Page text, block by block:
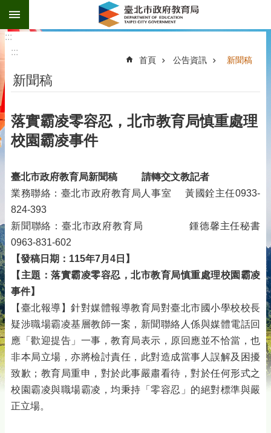
跳到主要內容區塊
:::
:::
首頁 公告資訊 新聞稿
新聞稿
落實霸凌零容忍，北市教育局慎重處理
校園霸凌事件
臺北市政府教育局新聞稿
請轉交文教記者
業務聯絡：臺北市政府教育局人事室 黃國銓主任0933-
824-393
新聞聯絡：臺北市政府教育局 鍾德馨主任秘書
0963-831-602
【發稿日期：115年7月4日】
【主題： 落實霸凌零容忍，北市教育局慎重處理校園霸凌
事件】
【臺北報導】針對媒體報導教育局對臺北市國小學校校長
疑涉職場霸凌基層教師一案，新聞聯絡人係與媒體電話回
應「歡迎提告」一事，教育局表示，原回應並不恰當，也
非本局立場，亦將檢討責任，此對造成當事人誤解及困擾
致歉；教育局重申，對於此事嚴肅看待，對於任何形式之
校園霸凌與職場霸凌，均秉持「零容忍」的絕對標準與嚴
正立場。